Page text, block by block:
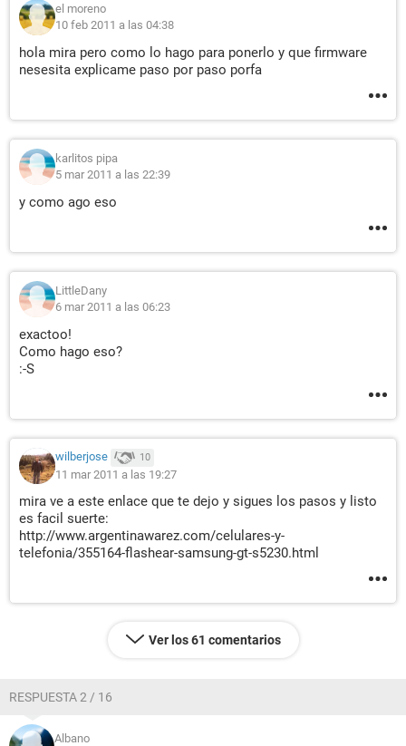
el moreno
10 feb 2011 a las 04:38
hola mira pero como lo hago para ponerlo y que firmware
nesesita explicame paso por paso porfa
karlitos pipa
5 mar 2011 a las 22:39
y como ago eso
LittleDany
6 mar 2011 a las 06:23
exactoo!
Como hago eso?
:-S
wilberjose 10
11 mar 2011 a las 19:27
mira ve a este enlace que te dejo y sigues los pasos y listo
es facil suerte:
http://www.argentinawarez.com/celulares-y-
telefonia/355164-flashear-samsung-gt-s5230.html
Ver los 61 comentarios
RESPUESTA 2 / 16
Albano